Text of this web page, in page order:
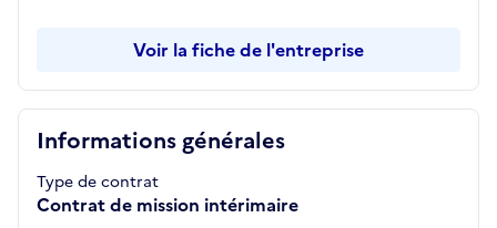
Informations générales
Type de contrat
Contrat de mission intérimaire
Voir la fiche de l'entreprise